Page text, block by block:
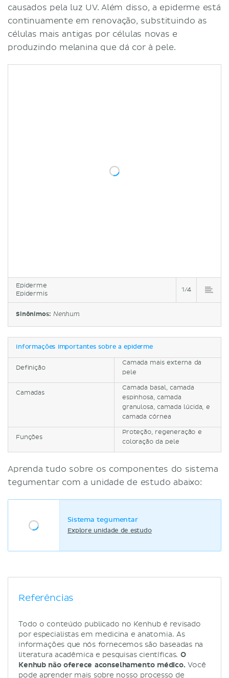
Epiderme
Epidermis
1/4
Sinônimos: Nenhum
causados pela luz UV. Além disso, a epiderme está
continuamente em renovação, substituindo as
células mais antigas por células novas e
produzindo melanina que dá cor à pele.
Informações importantes sobre a epiderme
Definição
Camada mais externa da
pele
Camadas
Camada basal, camada
espinhosa, camada
granulosa, camada lúcida, e
camada córnea
Funções
Proteção, regeneração e
coloração da pele
Aprenda tudo sobre os componentes do sistema
tegumentar com a unidade de estudo abaixo:
Sistema tegumentar
Explore unidade de estudo
Referências
Todo o conteúdo publicado no Kenhub é revisado
por especialistas em medicina e anatomia. As
informações que nós fornecemos são baseadas na
literatura acadêmica e pesquisas científicas. O
Kenhub não oferece aconselhamento médico. Você
pode aprender mais sobre nosso processo de